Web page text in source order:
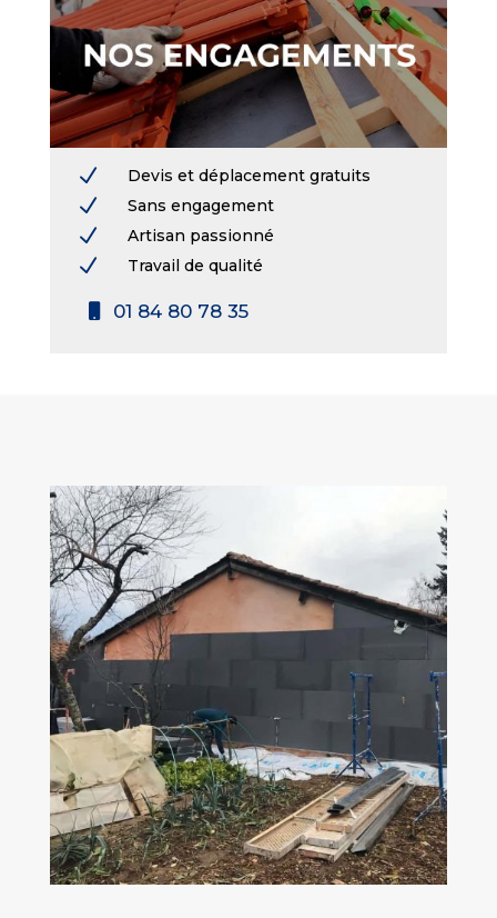
N Devis et déplacement gratuits
N Sans engagement
N Artisan passionné
N Travail de qualité
01 84 80 78 35